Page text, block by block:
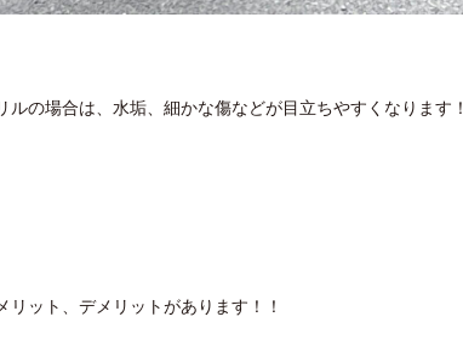
ルの場合は、水垢、細かな傷などが目立ちやすくなります！
リット、デメリットがあります！！